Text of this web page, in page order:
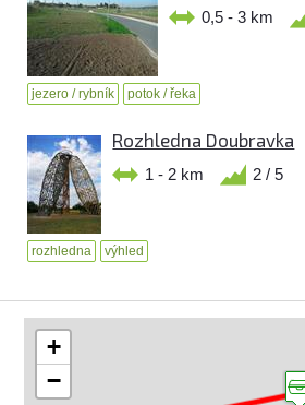
0,5 - 3 km
jezero / rybník potok / řeka
Rozhledna Doubravka
1 - 2 km 2 / 5
rozhledna výhled
+
−